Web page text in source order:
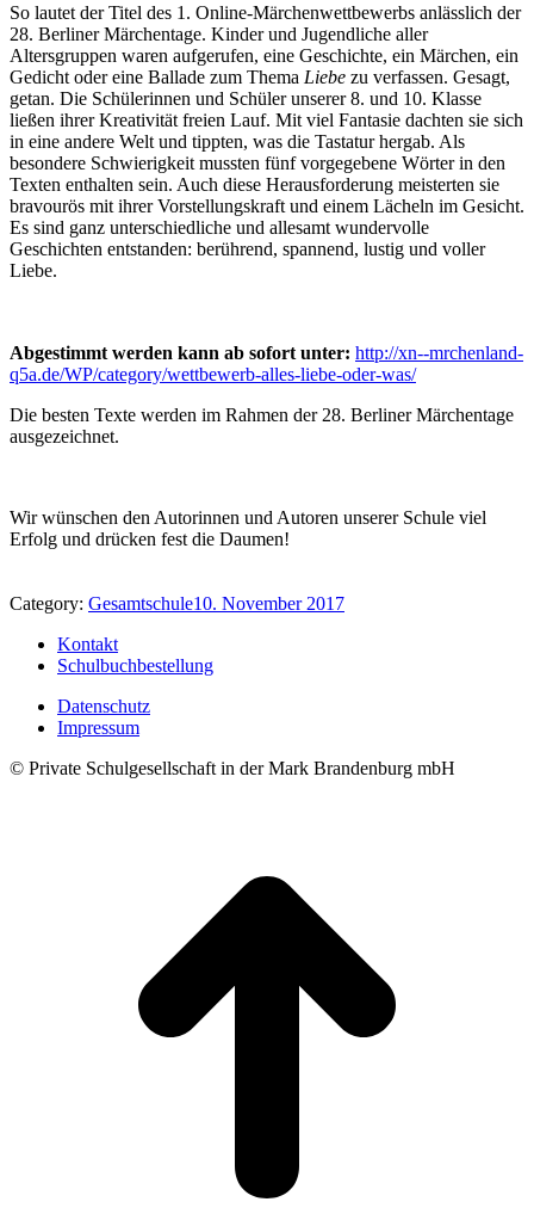
So lautet der Titel des 1. Online-Märchenwettbewerbs anlässlich der
28. Berliner Märchentage. Kinder und Jugendliche aller
Altersgruppen waren aufgerufen, eine Geschichte, ein Märchen, ein
Gedicht oder eine Ballade zum Thema Liebe zu verfassen. Gesagt,
getan. Die Schülerinnen und Schüler unserer 8. und 10. Klasse
ließen ihrer Kreativität freien Lauf. Mit viel Fantasie dachten sie sich
in eine andere Welt und tippten, was die Tastatur hergab. Als
besondere Schwierigkeit mussten fünf vorgegebene Wörter in den
Texten enthalten sein. Auch diese Herausforderung meisterten sie
bravourös mit ihrer Vorstellungskraft und einem Lächeln im Gesicht.
Es sind ganz unterschiedliche und allesamt wundervolle
Geschichten entstanden: berührend, spannend, lustig und voller
Liebe.
Abgestimmt werden kann ab sofort unter: http://xn--mrchenland-
q5a.de/WP/category/wettbewerb-alles-liebe-oder-was/
Die besten Texte werden im Rahmen der 28. Berliner Märchentage
ausgezeichnet.
Wir wünschen den Autorinnen und Autoren unserer Schule viel
Erfolg und drücken fest die Daumen!
Category: Gesamtschule10. November 2017
Kontakt
Schulbuchbestellung
Datenschutz
Impressum
© Private Schulgesellschaft in der Mark Brandenburg mbH